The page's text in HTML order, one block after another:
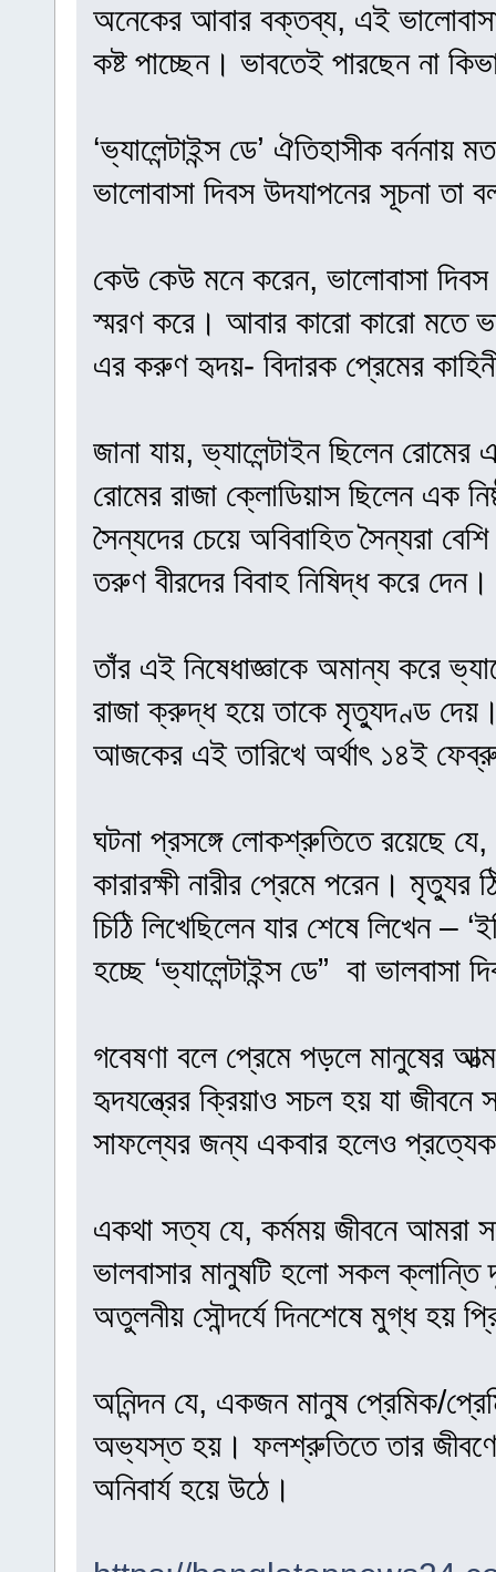
অনেকের আবার বক্তব্য, এই ভালোবাসা
কষ্ট পাচ্ছেন। ভাবতেই পারছেন না
‘ভ্যালেন্টাইন্স ডে’ ঐতিহাসীক
ভালোবাসা দিবস উদযাপনের সূচনা তা
কেউ কেউ মনে করেন, ভালোবাসা
স্মরণ করে। আবার কারো কারো মতে
এর করুণ হৃদয়- বিদারক প্রেমের
জানা যায়, ভ্যালেন্টাইন ছিলেন
রোমের রাজা ক্লোডিয়াস ছিলেন এক
সৈন্যদের চেয়ে অবিবাহিত সৈন্যরা
তরুণ বীরদের বিবাহ নিষিদ্ধ করে দেন।
তাঁর এই নিষেধাজ্ঞাকে অমান্য করে
রাজা ক্রুদ্ধ হয়ে তাকে মৃত্যুদণ্ড
আজকের এই তারিখে অর্থাৎ ১৪ই
ঘটনা প্রসঙ্গে লোকশ্রুতিতে রয়েছে যে,
কারারক্ষী নারীর প্রেমে পরেন। মৃত্যুর
চিঠি লিখেছিলেন যার শেষে লিখেন –
হচ্ছে ‘ভ্যালেন্টাইন্স ডে” বা ভালবাসা
গবেষণা বলে প্রেমে পড়লে মানুষের
হৃদযন্ত্রের ক্রিয়াও সচল হয় যা
সাফল্যের জন্য একবার হলেও
একথা সত্য যে, কর্মময় জীবনে আমরা
ভালবাসার মানুষটি হলো সকল ক্লান্তি
অতুলনীয় সৌন্দর্যে দিনশেষে মুগ্ধ হয়
অনিন্দন যে, একজন মানুষ প্রেমিক/
অভ্যস্ত হয়। ফলশ্রুতিতে তার
অনিবার্য হয়ে উঠে।